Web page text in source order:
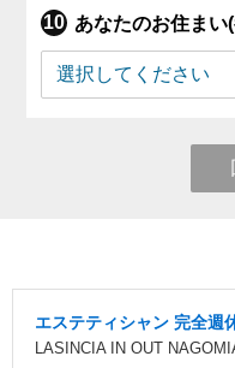
あなたのお住まい
エステティシャン 完全週
LASINCIA IN OUT